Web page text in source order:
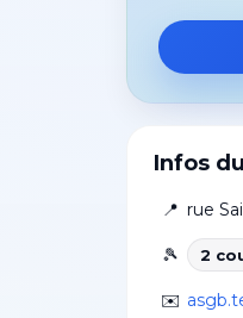
Infos
📍 rue
🎾 2
✉️